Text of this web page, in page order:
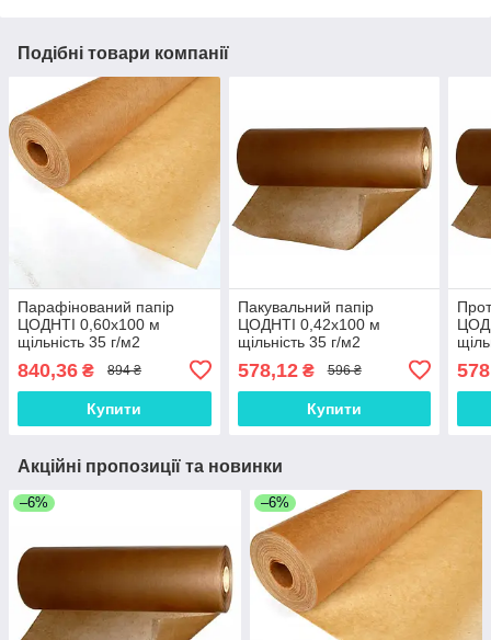
Подібні товари компанії
Парафінований папір
ЦОДНТІ 0,60x100 м
щільність 35 г/м2
840,36 ₴ 894 ₴
Купити
Пакувальний папір
ЦОДНТІ 0,42x100 м
щільність 35 г/м2
578,12₴ 596 ₴
Купити
Акційні пропозиції та новинки
–6% –6%